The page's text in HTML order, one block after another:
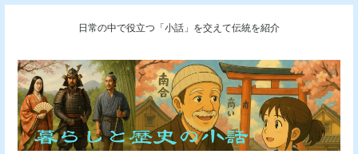
日常の中で役立つ「小話」を交えて伝統を紹介